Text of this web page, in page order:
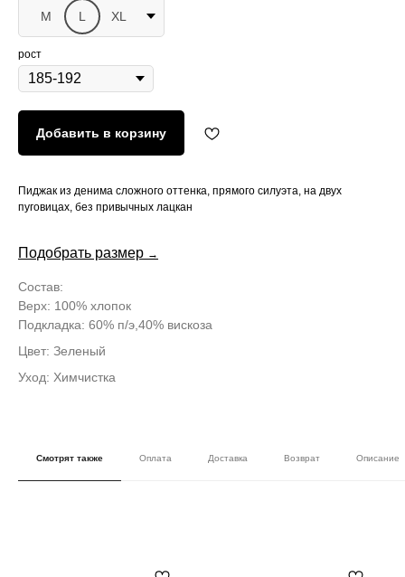
M L XL
рост
Добавить в корзину
Пиджак из денима сложного оттенка, прямого силуэта, на двух
пуговицах, без привычных лацкан
Подобрать размер →
Состав:
Верх: 100% хлопок
Подкладка: 60% п/э,40% вискоза
Цвет: Зеленый
Уход: Химчистка
Смотрят также Оплата Доставка Возврат Описание